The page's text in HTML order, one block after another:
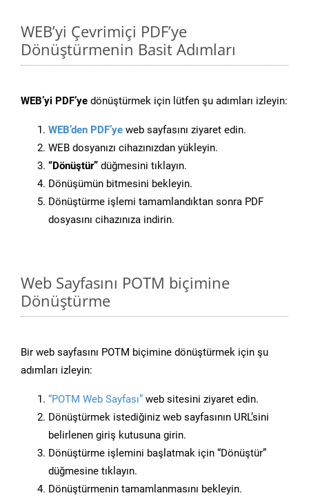
WEB’yi Çevrimiçi PDF’ye
Dönüştürmenin Basit Adımları
WEB’yi PDF’ye dönüştürmek için lütfen şu adımları izleyin:
WEB’den PDF’ye web sayfasını ziyaret edin.
WEB dosyanızı cihazınızdan yükleyin.
“Dönüştür” düğmesini tıklayın.
Dönüşümün bitmesini bekleyin.
Dönüştürme işlemi tamamlandıktan sonra PDF
dosyasını cihazınıza indirin.
Web Sayfasını POTM biçimine
Dönüştürme
Bir web sayfasını POTM biçimine dönüştürmek için şu
adımları izleyin:
“POTM Web Sayfası” web sitesini ziyaret edin.
Dönüştürmek istediğiniz web sayfasının URL’sini
belirlenen giriş kutusuna girin.
Dönüştürme işlemini başlatmak için “Dönüştür”
düğmesine tıklayın.
Dönüştürmenin tamamlanmasını bekleyin.